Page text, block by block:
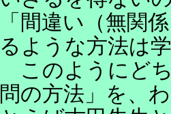
「間違い（無関
るような方法は
このようにど
問の方法」を、